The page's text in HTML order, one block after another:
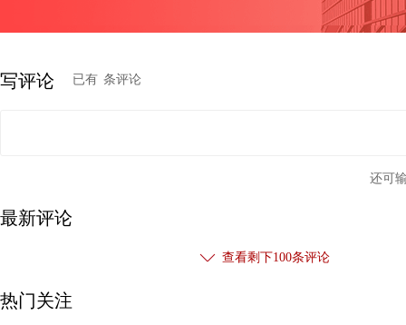
写评论 已有 条评论
还可
最新评论
查看剩下100条评论
热门关注